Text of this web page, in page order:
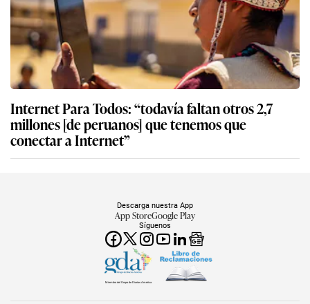
Internet Para Todos: “todavía faltan otros 2,7
millones [de peruanos] que tenemos que
conectar a Internet”
Síguenos
Descarga nuestra App
App StoreGoogle Play
Miembro del Grupo de Diarios América